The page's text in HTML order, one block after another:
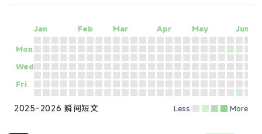
Jan Feb Mar Apr May Jun
Mon
Wed
Fri
2025-2026 瞬间短文 Less More